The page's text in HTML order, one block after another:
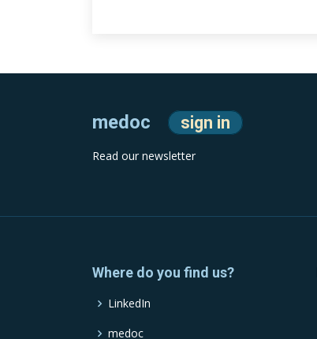
medoc sign in
Read our newsletter
Where do you find us?
LinkedIn
medoc